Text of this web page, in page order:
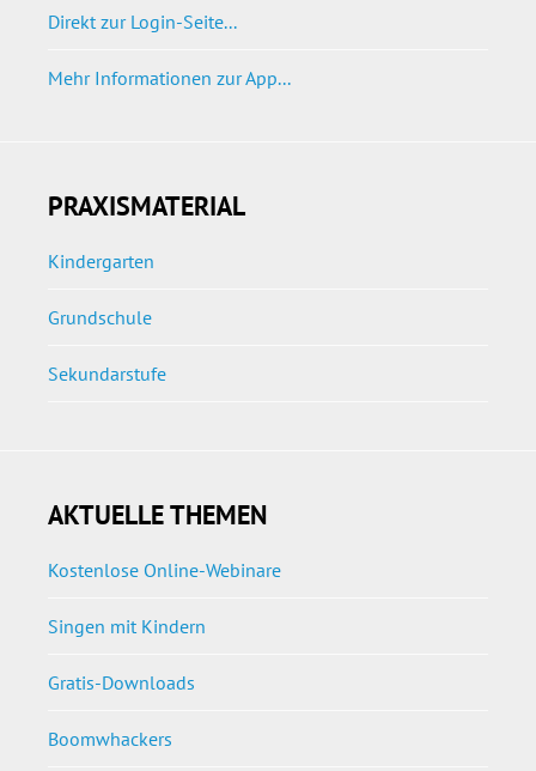
Direkt zur Login-Seite...
Mehr Informationen zur App...
PRAXISMATERIAL
Kindergarten
Grundschule
Sekundarstufe
AKTUELLE THEMEN
Kostenlose Online-Webinare
Singen mit Kindern
Gratis-Downloads
Boomwhackers